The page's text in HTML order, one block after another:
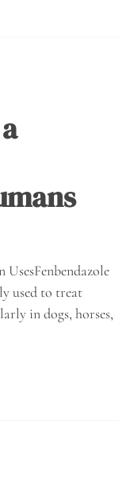
used to treat
in dogs, horses,